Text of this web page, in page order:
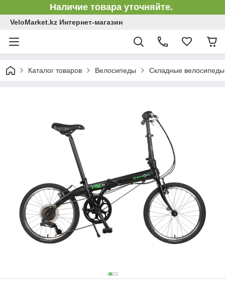
Наличие товара уточняйте.
VeloMarket.kz Интернет-магазин
Каталог товаров Велосипеды Складные велосипеды